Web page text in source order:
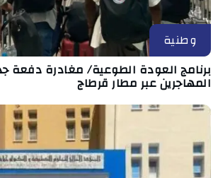
وطنية
برنامج العودة الطوعية/ مغادرة دفعة
المهاجرين عبر مطار قرطاج